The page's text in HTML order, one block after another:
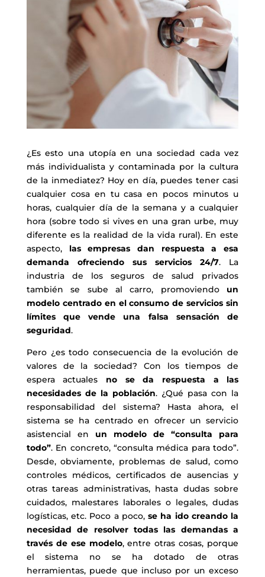
¿Es esto una utopía en una sociedad cada vez
más individualista y contaminada por la cultura
de la inmediatez? Hoy en día, puedes tener casi
cualquier cosa en tu casa en pocos minutos u
horas, cualquier día de la semana y a cualquier
hora (sobre todo si vives en una gran urbe, muy
diferente es la realidad de la vida rural). En este
aspecto, las empresas dan respuesta a esa
demanda ofreciendo sus servicios 24/7. La
industria de los seguros de salud privados
también se sube al carro, promoviendo un
modelo centrado en el consumo de servicios sin
límites que vende una falsa sensación de
seguridad.
Pero ¿es todo consecuencia de la evolución de
valores de la sociedad? Con los tiempos de
espera actuales no se da respuesta a las
necesidades de la población. ¿Qué pasa con la
responsabilidad del sistema? Hasta ahora, el
sistema se ha centrado en ofrecer un servicio
asistencial en un modelo de “consulta para
todo”. En concreto, “consulta médica para todo”.
Desde, obviamente, problemas de salud, como
controles médicos, certificados de ausencias y
otras tareas administrativas, hasta dudas sobre
cuidados, malestares laborales o legales, dudas
logísticas, etc. Poco a poco,se ha ido creando la
necesidad de resolver todas las demandas a
través de ese modelo, entre otras cosas, porque
el sistema no se ha dotado de otras
herramientas, puede que incluso por un exceso